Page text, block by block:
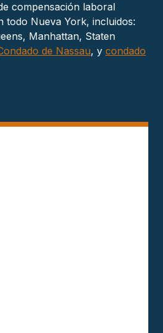
compensación laboral
todo Nueva York, incluidos:
Manhattan, Staten
de Nassau, y condado